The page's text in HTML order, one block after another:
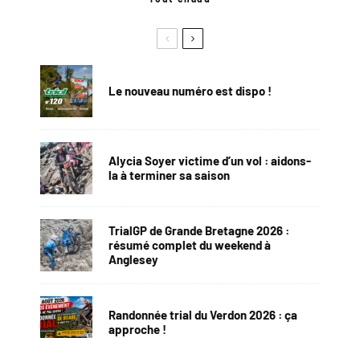
Le nouveau numéro est dispo !
Alycia Soyer victime d’un vol : aidons-
la à terminer sa saison
TrialGP de Grande Bretagne 2026 :
résumé complet du weekend à
Anglesey
Randonnée trial du Verdon 2026 : ça
approche !